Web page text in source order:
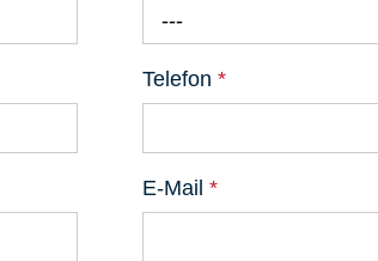
---
Telefon *
E-Mail *